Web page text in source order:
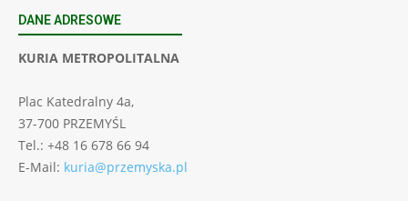
DANE ADRESOWE
KURIA METROPOLITALNA
Plac Katedralny 4a,
37-700 PRZEMYŚL
Tel.: +48 16 678 66 94
E-Mail: kuria@przemyska.pl